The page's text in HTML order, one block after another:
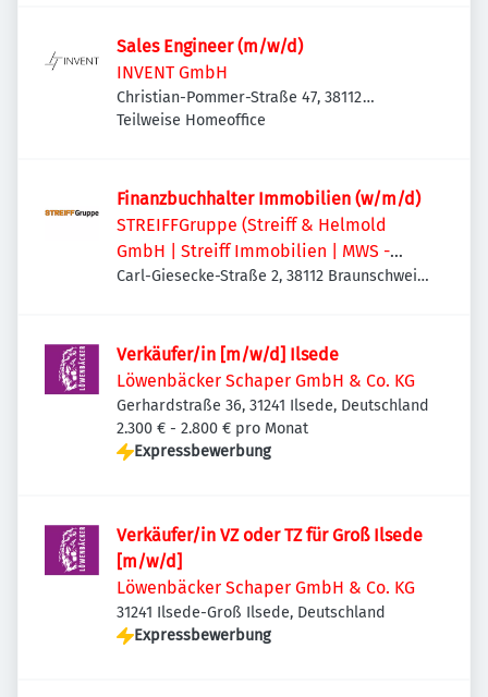
Sales Engineer (m/w/d)
INVENT GmbH
Christian-Pommer-Straße 47, 38112
Braunschweig, Deutschland
Teilweise Homeoffice
Finanzbuchhalter Immobilien (w/m/d)
STREIFFGruppe (Streiff & Helmold
GmbH | Streiff Immobilien | MWS -
Mechanische Werkstatt Streiff GmbH &
Carl-Giesecke-Straße 2, 38112 Braunschweig,
Verkäufer/in [m/w/d] Ilsede
Löwenbäcker Schaper GmbH & Co. KG
Gerhardstraße 36, 31241 Ilsede, Deutschland
2.300 € - 2.800 € pro Monat
Expressbewerbung
Verkäufer/in VZ oder TZ für Groß Ilsede
[m/w/d]
Löwenbäcker Schaper GmbH & Co. KG
31241 Ilsede-Groß Ilsede, Deutschland
Expressbewerbung